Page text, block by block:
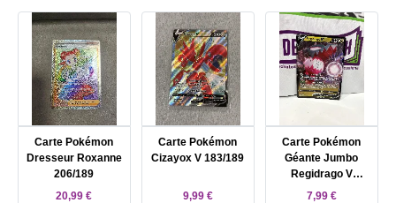
Carte Pokémon
Dresseur Roxanne
206/189
20,99 €
Carte Pokémon
Cizayox V 183/189
9,99 €
Carte Pokémon
Géante Jumbo
Regidrago V
SWSH281
7,99 €